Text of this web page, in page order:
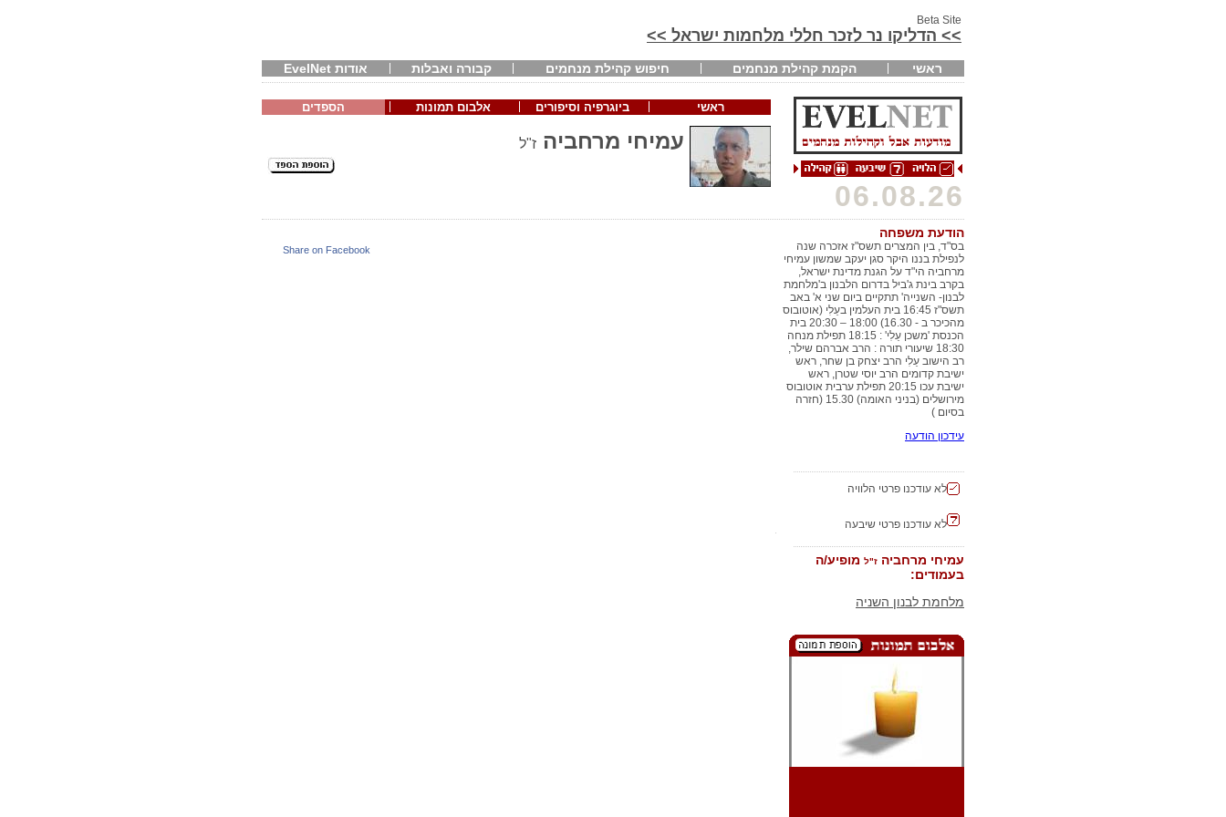
Beta Site
>> הדליקו נר לזכר חללי מלחמות ישראל >>
ראשי הקמת קהילת מנחמים חיפוש קהילת מנחמים קבורה ואבלות אודות EvelNet
ראשי ביוגרפיה וסיפורים אלבום תמונות הספדים
עמיחי מרחביה ז"ל
06.08.26
Share on Facebook
הודעת משפחה
בס"ד, בין המצרים תשס"ז אזכרה שנה
לנפילת בננו היקר סגן יעקב שמשון עמיחי
מרחביה הי"ד על הגנת מדינת ישראל,
בקרב בינת ג'ביל בדרום הלבנון ב'מלחמת
לבנון- השנייה' תתקיים ביום שני א' באב
תשס"ז 16:45 בית העלמין בעֵלִי (אוטובוס
מהכיכר ב - 16.30) 18:00 – 20:30 בית
הכנסת 'משכן עֵלִי' : 18:15 תפילת מנחה
18:30 שיעורי תורה : הרב אברהם שילר,
רב הישוב עֵלִי הרב יצחק בן שחר, ראש
ישיבת קדומים הרב יוסי שטרן, ראש
ישיבת עכו 20:15 תפילת ערבית אוטובוס
מירושלים (בניני האומה) 15.30 (חזרה
בסיום )
עידכון הודעה
לא עודכנו פרטי הלוויה
לא עודכנו פרטי שיבעה
עמיחי מרחביה ז"ל מופיע/ה
בעמודים:
מלחמת לבנון השניה